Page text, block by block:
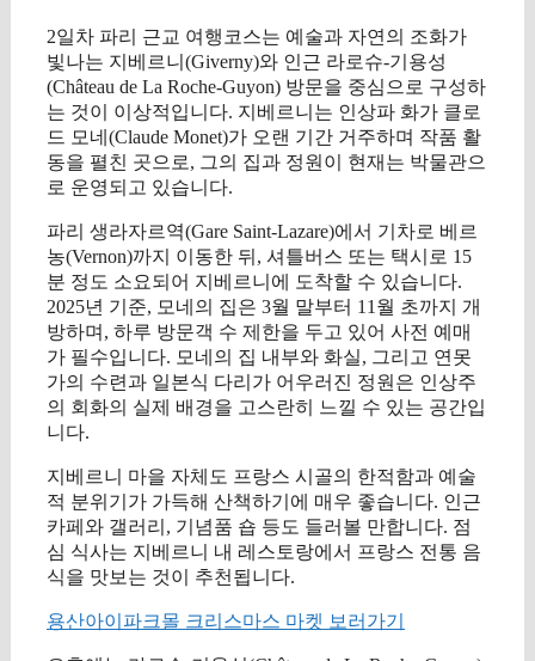
2일차 파리 근교 여행코스는 예술과 자연의 조화가
빛나는 지베르니(Giverny)와 인근 라로슈-기용성
(Château de La Roche-Guyon) 방문을 중심으로 구성하
는 것이 이상적입니다. 지베르니는 인상파 화가 클로
드 모네(Claude Monet)가 오랜 기간 거주하며 작품 활
동을 펼친 곳으로, 그의 집과 정원이 현재는 박물관으
로 운영되고 있습니다.
파리 생라자르역(Gare Saint-Lazare)에서 기차로 베르
농(Vernon)까지 이동한 뒤, 셔틀버스 또는 택시로 15
분 정도 소요되어 지베르니에 도착할 수 있습니다.
2025년 기준, 모네의 집은 3월 말부터 11월 초까지 개
방하며, 하루 방문객 수 제한을 두고 있어 사전 예매
가 필수입니다. 모네의 집 내부와 화실, 그리고 연못
가의 수련과 일본식 다리가 어우러진 정원은 인상주
의 회화의 실제 배경을 고스란히 느낄 수 있는 공간입
니다.
지베르니 마을 자체도 프랑스 시골의 한적함과 예술
적 분위기가 가득해 산책하기에 매우 좋습니다. 인근
카페와 갤러리, 기념품 숍 등도 들러볼 만합니다. 점
심 식사는 지베르니 내 레스토랑에서 프랑스 전통 음
식을 맛보는 것이 추천됩니다.
용산아이파크몰 크리스마스 마켓 보러가기